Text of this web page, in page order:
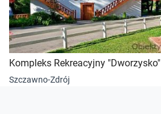
Kompleks Rekreacyjny "Dworzysko"
Szczawno-Zdrój